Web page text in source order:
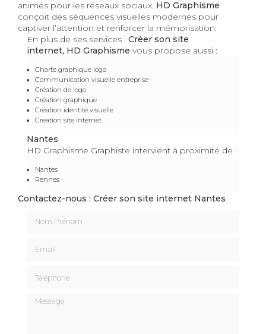
animés pour les réseaux sociaux. HD Graphisme
conçoit des séquences visuelles modernes pour
captiver l’attention et renforcer la mémorisation.
En plus de ses services : Créer son site
internet, HD Graphisme vous propose aussi :
Charte graphique logo
Communication visuelle entreprise
Création de logo
Création graphique
Création identité visuelle
Creation site internet
Nantes
HD Graphisme Graphiste intervient à proximité de :
Nantes
Rennes
Contactez-nous : Créer son site internet Nantes
Message